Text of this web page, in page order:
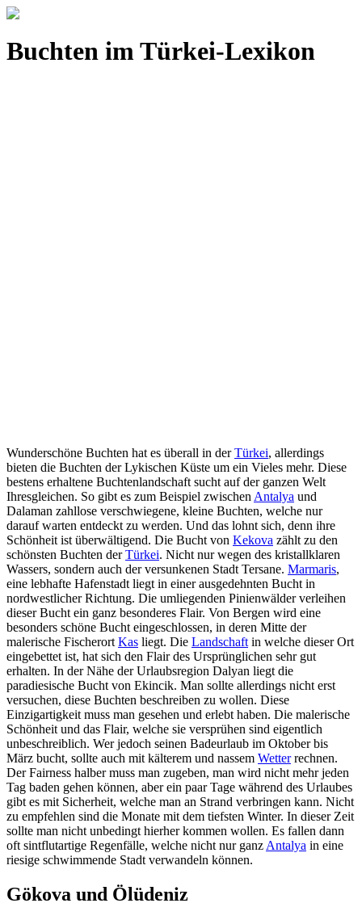
Buchten im Türkei-Lexikon
Wunderschöne Buchten hat es überall in derTürkei, allerdings
bieten die Buchten der Lykischen Küste um ein Vieles mehr. Diese
bestens erhaltene Buchtenlandschaft sucht auf der ganzen Welt
Ihresgleichen. So gibt es zum Beispiel zwischen Antalya und
Dalaman zahllose verschwiegene, kleine Buchten, welche nur
darauf warten entdeckt zu werden. Und das lohnt sich, denn ihre
Schönheit ist überwältigend. Die Bucht von Kekova zählt zu den
schönsten Buchten derTürkei. Nicht nur wegen des kristallklaren
Wassers, sondern auch der versunkenen Stadt Tersane. Marmaris,
eine lebhafte Hafenstadt liegt in einer ausgedehnten Bucht in
nordwestlicher Richtung. Die umliegenden Pinienwälder verleihen
dieser Bucht ein ganz besonderes Flair. Von Bergen wird eine
besonders schöne Bucht eingeschlossen, in deren Mitte der
malerische Fischerort Kas liegt. Die Landschaft in welche dieser Ort
eingebettet ist, hat sich den Flair des Ursprünglichen sehr gut
erhalten. In der Nähe der Urlaubsregion Dalyan liegt die
paradiesische Bucht von Ekincik. Man sollte allerdings nicht erst
versuchen, diese Buchten beschreiben zu wollen. Diese
Einzigartigkeit muss man gesehen und erlebt haben. Die malerische
Schönheit und das Flair, welche sie versprühen sind eigentlich
unbeschreiblich. Wer jedoch seinen Badeurlaub im Oktober bis
März bucht, sollte auch mit kälterem und nassem Wetterrechnen.
Der Fairness halber muss man zugeben, man wird nicht mehr jeden
Tag baden gehen können, aber ein paar Tage während des Urlaubes
gibt es mit Sicherheit, welche man an Strand verbringen kann. Nicht
zu empfehlen sind die Monate mit dem tiefsten Winter. In dieser Zeit
sollte man nicht unbedingt hierher kommen wollen. Es fallen dann
oft sintflutartige Regenfälle, welche nicht nur ganz Antalya in eine
riesige schwimmende Stadt verwandeln können.
Gökova und Ölüdeniz